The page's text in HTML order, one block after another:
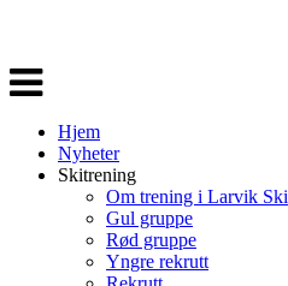
Veksle
navigasjon
Hjem
Nyheter
Skitrening
Om trening i Larvik Ski
Gul gruppe
Rød gruppe
Yngre rekrutt